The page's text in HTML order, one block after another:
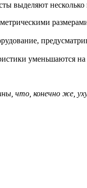
выделяют несколько
уменьшаются
что, конечно же,